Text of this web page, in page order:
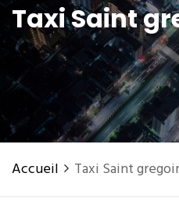
Taxi Saint
Accueil Taxi Saint